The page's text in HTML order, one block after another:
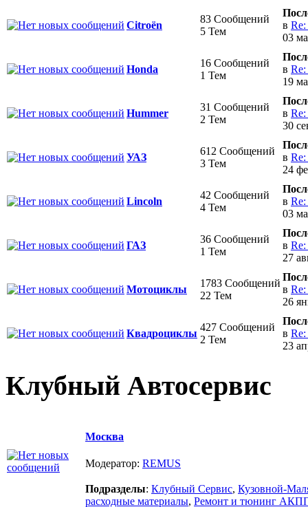
Citroёn
83 Сообщений
5 Тем
в
03
Honda
16 Сообщений
1 Тем
в
19
Hummer
31 Сообщений
2 Тем
в
30
УАЗ
612 Сообщений
3 Тем
в
24
Lincoln
42 Сообщений
4 Тем
в
03
ГАЗ
36 Сообщений
1 Тем
в
27
Мотоциклы
1783 Сообщений
22 Тем
в
26
Квадроциклы
427 Сообщений
2 Тем
в
23
Клубный Автосервис
Москва
Модератор: REMUS
Подразделы: Клубный Сервис, Кузовной-
расходные материалы, Ремонт и тюнинг